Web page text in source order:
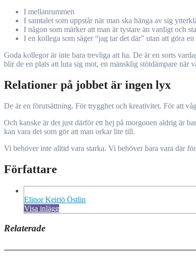
I mellanrummen
I samtalet som uppstår när man ska hänga av sig
I någon som märker att man är tystare än vanligt och
I en kollega som säger “jag tar det där” utan att göra
Goda kollegor är inte bara trevliga att ha. De är en sorts
blir de en plats att luta sig mot, en mänsklig stötdämpare när
Relationer på jobbet är ingen lyx
De är en förutsättning. För trygghet och kreativitet. För att
Och kanske är det just därför ett hej på morgonen aldrig är
kan vara det som gör att man orkar lite till.
Vi behöver inte alltid vara starka. Vi behöver bara vara där
Författare
Elinor Keiriö Östlin
Visa inlägg
Relaterade